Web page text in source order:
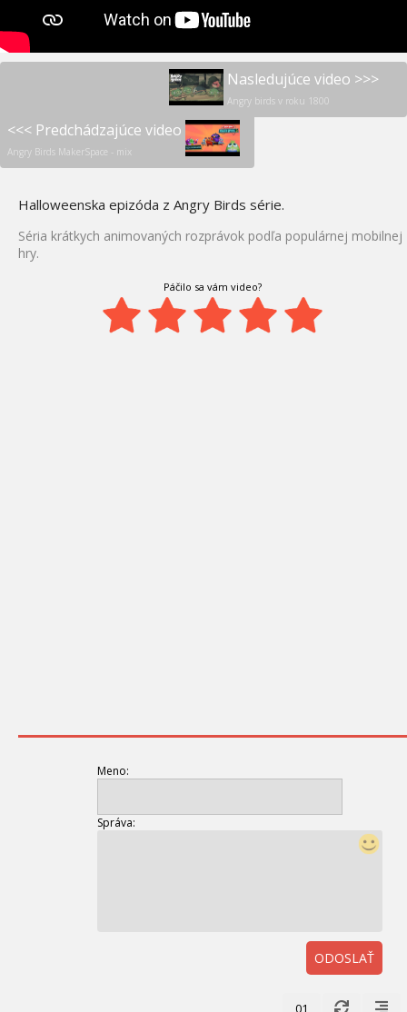
Nasledujúce video >>>
Angry birds v roku 1800
<<< Predchádzajúce video
Angry Birds MakerSpace - mix
Halloweenska epizóda z Angry Birds série.
Séria krátkych animovaných rozprávok podľa populárnej mobilnej
hry.
Páčilo sa vám video?
Meno:
Správa:
ODOSLAŤ
01